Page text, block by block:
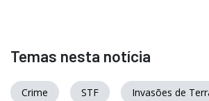
Temas nesta notícia
Crime STF Invasões de